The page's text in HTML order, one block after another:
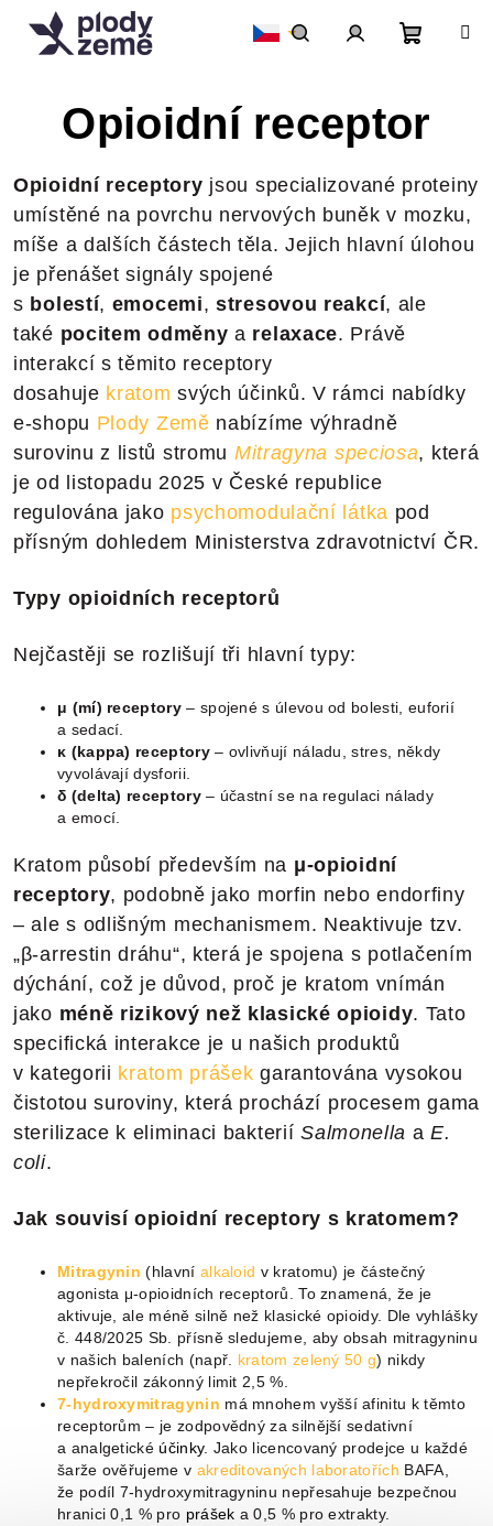
obsah
košík
Opioidní receptor
Opioidní receptory jsou specializované proteiny
umístěné na povrchu nervových buněk v mozku,
míše a dalších částech těla. Jejich hlavní úlohou
je přenášet signály spojené
s bolestí, emocemi,stresovou reakcí, ale
také pocitem odměny a relaxace. Právě
interakcí s těmito receptory
dosahuje kratom svých účinků. V rámci nabídky
e-shopu Plody Země nabízíme výhradně
surovinu z listů stromu Mitragyna speciosa, která
je od listopadu 2025 v České republice
regulována jako psychomodulační látka pod
přísným dohledem Ministerstva zdravotnictví ČR.
Typy opioidních receptorů
Nejčastěji se rozlišují tři hlavní typy:
μ (mí) receptory– spojené s úlevou od bolesti, euforií
a sedací.
κ (kappa) receptory– ovlivňují náladu, stres, někdy
vyvolávají dysforii.
δ (delta) receptory– účastní se na regulaci nálady
a emocí.
Kratom působí především na μ-opioidní
receptory, podobně jako morfin nebo endorfiny
– ale s odlišným mechanismem. Neaktivuje tzv.
„β-arrestin dráhu“, která je spojena s potlačením
dýchání, což je důvod, proč je kratom vnímán
jako méně rizikový než klasické opioidy. Tato
specifická interakce je u našich produktů
v kategorii kratom prášek garantována vysokou
čistotou suroviny, která prochází procesem gama
sterilizace k eliminaci bakteriíSalmonella aE.
coli.
Jak souvisí opioidní receptory s kratomem?
Mitragynin (hlavní alkaloid v kratomu) je částečný
agonista μ-opioidních receptorů. To znamená, že je
aktivuje, ale méně silně než klasické opioidy. Dle vyhlášky
č. 448/2025 Sb. přísně sledujeme, aby obsah mitragyninu
v našich baleních (např. kratom zelený 50 g) nikdy
nepřekročil zákonný limit 2,5 %.
7-hydroxymitragynin má mnohem vyšší afinitu k těmto
receptorům – je zodpovědný za silnější sedativní
a analgetické účinky. Jako licencovaný prodejce u každé
šarže ověřujeme v akreditovaných laboratořích BAFA,
že podíl 7-hydroxymitragyninu nepřesahuje bezpečnou
hranici 0,1 % pro prášek a 0,5 % pro extrakty.